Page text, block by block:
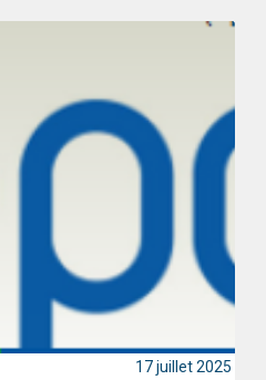
17 juillet 2025